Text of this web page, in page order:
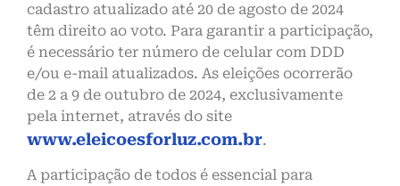
cadastro atualizado até 20 de agosto de 2024
têm direito ao voto. Para garantir a participação,
é necessário ter número de celular com DDD
e/ou e-mail atualizados. As eleições ocorrerão
de 2 a 9 de outubro de 2024, exclusivamente
pela internet, através do site
www.eleicoesforluz.com.br.
A participação de todos é essencial para